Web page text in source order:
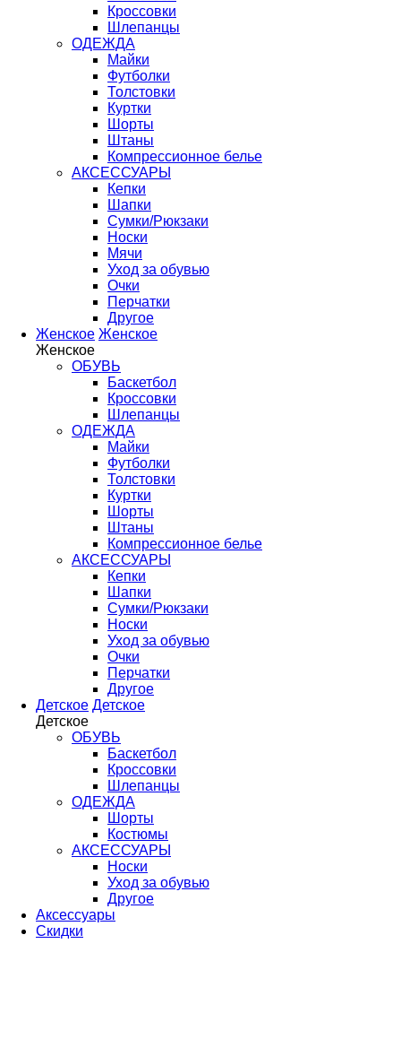
Кроссовки
Шлепанцы
ОДЕЖДА
Майки
Футболки
Толстовки
Куртки
Шорты
Штаны
Компрессионное белье
АКСЕССУАРЫ
Кепки
Шапки
Сумки/Рюкзаки
Носки
Мячи
Уход за обувью
Очки
Перчатки
Другое
Женское Женское
Женское
ОБУВЬ
Баскетбол
Кроссовки
Шлепанцы
ОДЕЖДА
Майки
Футболки
Толстовки
Куртки
Шорты
Штаны
Компрессионное белье
АКСЕССУАРЫ
Кепки
Шапки
Сумки/Рюкзаки
Носки
Уход за обувью
Очки
Перчатки
Другое
Детское Детское
Детское
ОБУВЬ
Баскетбол
Кроссовки
Шлепанцы
ОДЕЖДА
Шорты
Костюмы
АКСЕССУАРЫ
Носки
Уход за обувью
Другое
Аксессуары
Скидки